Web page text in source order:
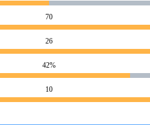
70
26
42%
10